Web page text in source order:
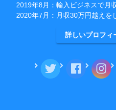
2019年8月：輸入ビジネスで月
2020年7月：月収30万円越えを
詳しいプロフィ